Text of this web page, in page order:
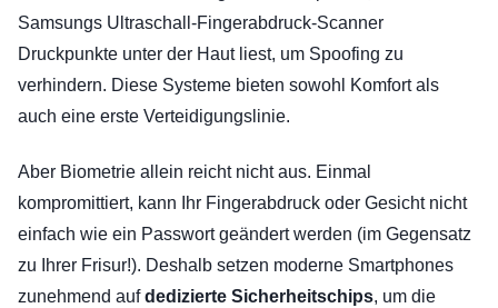
Samsungs Ultraschall-Fingerabdruck-Scanner
Druckpunkte unter der Haut liest, um Spoofing zu
verhindern. Diese Systeme bieten sowohl Komfort als
auch eine erste Verteidigungslinie.
Aber Biometrie allein reicht nicht aus. Einmal
kompromittiert, kann Ihr Fingerabdruck oder Gesicht nicht
einfach wie ein Passwort geändert werden (im Gegensatz
zu Ihrer Frisur!). Deshalb setzen moderne Smartphones
zunehmend aufdedizierte Sicherheitschips, um die